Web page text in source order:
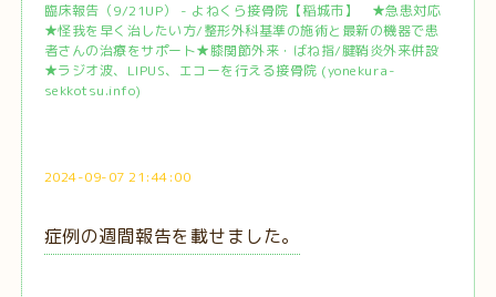
臨床報告（9/21UP） - よねくら接骨院【稲城市】 ★急患対応
★怪我を早く治したい方/整形外科基準の施術と最新の機器で患
者さんの治療をサポート★膝関節外来・ばね指/腱鞘炎外来併設
★ラジオ波、LIPUS、エコーを行える接骨院 (yonekura-
sekkotsu.info)
2024-09-07 21:44:00
症例の週間報告を載せました。